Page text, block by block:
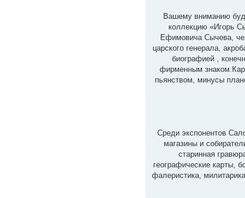
Вашему вниманию
коллекцию «Игорь
Ефимовича Сычева,
царского генерала,
биографией ,
фирменным
пьянством, минусы
Среди экспонентов
магазины и
старинная
географические карты,
фалеристика,